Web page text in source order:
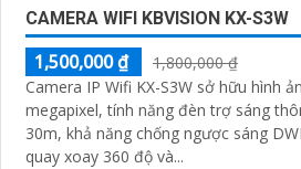
CAMERA WIFI KBVISION KX-S3W
1,500,000 ₫
1,800,000 ₫
Camera IP Wifi KX-S3W sở hữu hình
megapixel, tính năng đèn trợ sáng
30m, khả năng chống ngược sáng
quay xoay 360 độ và...